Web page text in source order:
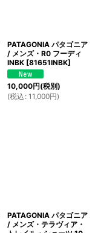
PATAGONIA パタゴニア
/ メンズ・R0 フーディ
INBK [81651INBK]
10,000円(税別)
(税込 : 11,000円)
PATAGONIA パタゴニア
/ メンズ・テラヴィア・